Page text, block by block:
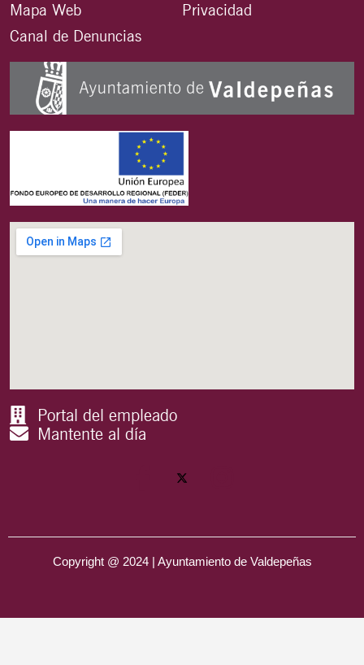
Mapa Web
Canal de Denuncias
Privacidad
Portal del empleado
Mantente al día
Copyright @ 2024 | Ayuntamiento de Valdepeñas